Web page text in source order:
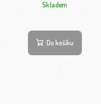
Skladem
Do košíku